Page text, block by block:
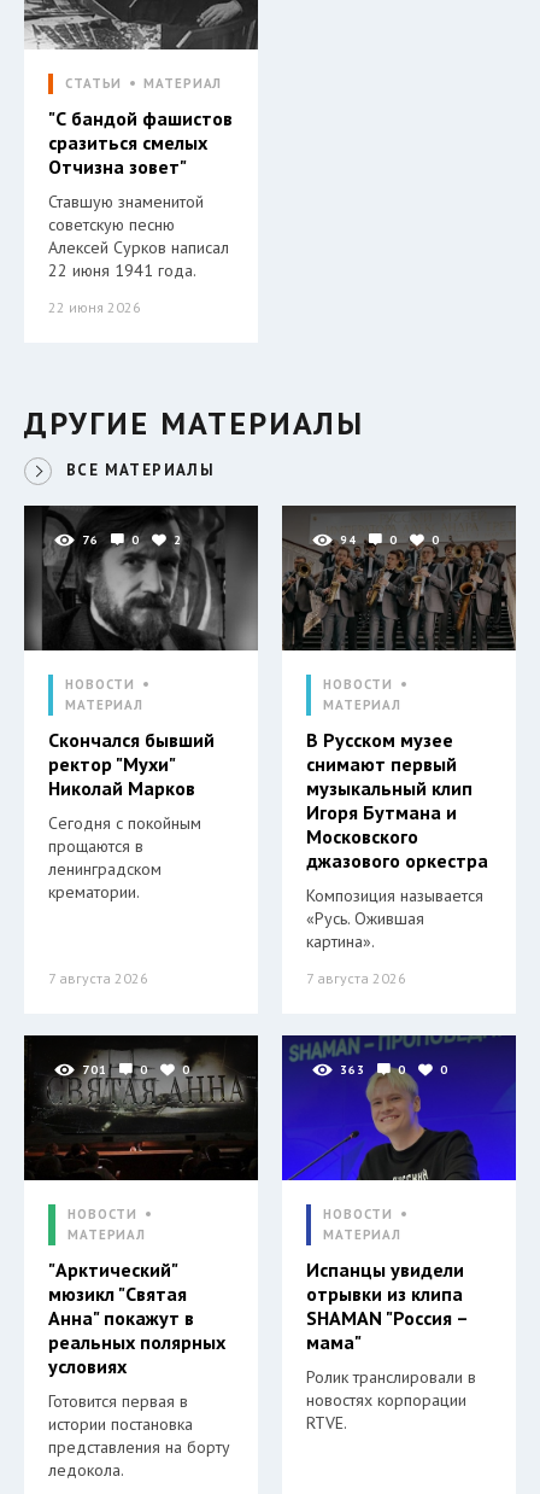
СТАТЬИ МАТЕРИАЛ
"С бандой фашистов
сразиться смелых
Отчизна зовет"
Ставшую знаменитой
советскую песню
Алексей Сурков написал
22 июня 1941 года.
22 июня 2026
ДРУГИЕ МАТЕРИАЛЫ
ВСЕ МАТЕРИАЛЫ
76 0 2
НОВОСТИ
МАТЕРИАЛ
Скончался бывший
ректор "Мухи"
Николай Марков
Сегодня с покойным
прощаются в
ленинградском
крематории.
7 августа 2026
94 0 0
НОВОСТИ
МАТЕРИАЛ
В Русском музее
снимают первый
музыкальный клип
Игоря Бутмана и
Московского
джазового оркестра
Композиция называется
«Русь. Ожившая
картина».
7 августа 2026
701 0 0
НОВОСТИ
МАТЕРИАЛ
"Арктический"
мюзикл "Святая
Анна" покажут в
реальных полярных
условиях
Готовится первая в
истории постановка
представления на борту
ледокола.
363 0 0
НОВОСТИ
МАТЕРИАЛ
Испанцы увидели
отрывки из клипа
SHAMAN "Россия –
мама"
Ролик транслировали в
новостях корпорации
RTVE.